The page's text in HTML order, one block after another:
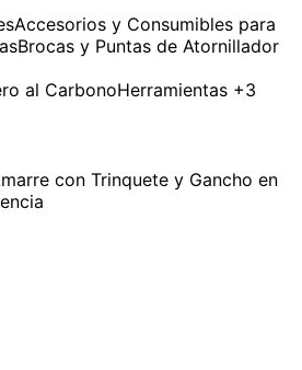
Accesorios y Consumibles para
Brocas y Puntas de Atornillador
al CarbonoHerramientas +3
con Trinquete y Gancho en